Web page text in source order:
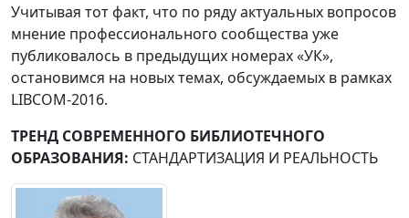
Учитывая тот факт, что по ряду актуальных вопросов
мнение профессионального сообщества уже
публиковалось в предыдущих номерах «УК»,
остановимся на новых темах, обсуждаемых в рамках
LIBCOM-2016.
ТРЕНД СОВРЕМЕННОГО БИБЛИОТЕЧНОГО
ОБРАЗОВАНИЯ: СТАНДАРТИЗАЦИЯ И РЕАЛЬНОСТЬ